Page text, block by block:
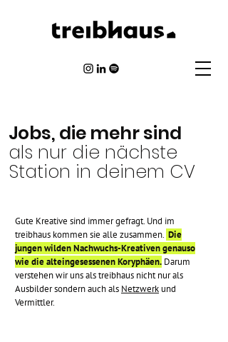
Jobs, die mehr sind
als nur die nächste
Station in deinem CV
Gute Kreative sind immer gefragt. Und im
treibhaus kommen sie alle zusammen. Die
jungen wilden Nachwuchs-Kreativen genauso
wie die alteingesessenen Koryphäen. Darum
verstehen wir uns als treibhaus nicht nur als
Ausbilder sondern auch als Netzwerkund
Vermittler.